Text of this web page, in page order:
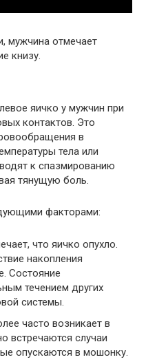
мужчина отмечает
книзу.
яичко у мужчин при
контактов. Это
в
тела или
к спазмированию
тянущую боль.
факторами:
что яичко опухло.
накопления
Состояние
течением других
системы.
часто возникает в
встречаются случаи
опускаются в мошонку.